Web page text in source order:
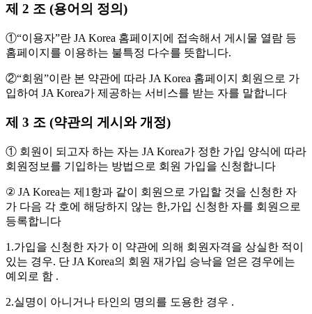
제 2 조 (용어의 정의)
①“이용자”란 JA Korea 홈페이지에 접속해서 게시물 열람 등
홈페이지를 이용하는 불특정 다수를 뜻합니다.
②“회원”이란 본 약관에 따라 JA Korea 홈페이지 회원으로 가
입하여 JA Korea가 제공하는 서비스를 받는 자를 말합니다
제 3 조 (약관의 게시와 개정)
① 회원이 되고자 하는 자는 JA Korea가 정한 가입 양식에 따라
회원정보를 기입하는 방법으로 회원 가입을 신청합니다
② JA Korea는 제1항과 같이 회원으로 가입할 것을 신청한 자
가 다음 각 호에 해당하지 않는 한,가입 신청한 자를 회원으로
등록합니다
1.가입을 신청한 자가 이 약관에 의해 회원자격을 상실한 적이
있는 경우. 단 JA Korea의 회원 재가입 승낙을 얻은 경우에는
예외로 함 .
2.실명이 아니거나 타인의 명의를 도용한 경우 .